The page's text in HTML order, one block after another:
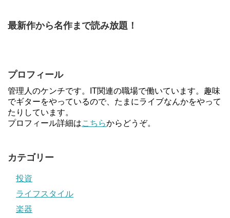
最新作から名作まで読み放題！
プロフィール
管理人のケンチです。IT関連の職場で働いています。趣味
でギターをやっているので、たまにライブなんかをやって
たりしています。
プロフィール詳細はこちらからどうぞ。
カテゴリー
投資
ライフスタイル
楽器